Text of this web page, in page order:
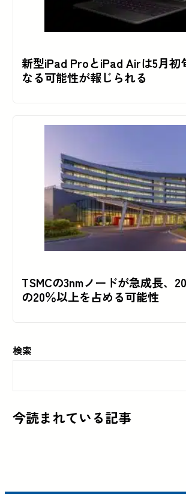
新型iPad ProとiPad Airは5月初
なる可能性が報じられる
TSMCの3nmノードが急成長、
の20％以上を占める可能性
検索
今読まれている記事